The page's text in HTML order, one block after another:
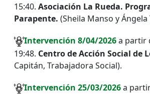
15:40. Asociación La Rueda.
Parapente. (Sheila Manso y Ángela
Intervención 8/04/2026a partir
19:48. Centro de Acción Social de
Capitán, Trabajadora Social).
Intervención 25/03/2026a